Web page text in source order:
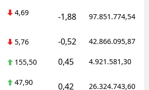
4,69 -1,88 97.851.774,54
5,76 -0,52 42.866.095,87
155,50 0,45 4.921.581,30
47,90 0,42 26.324.743,60